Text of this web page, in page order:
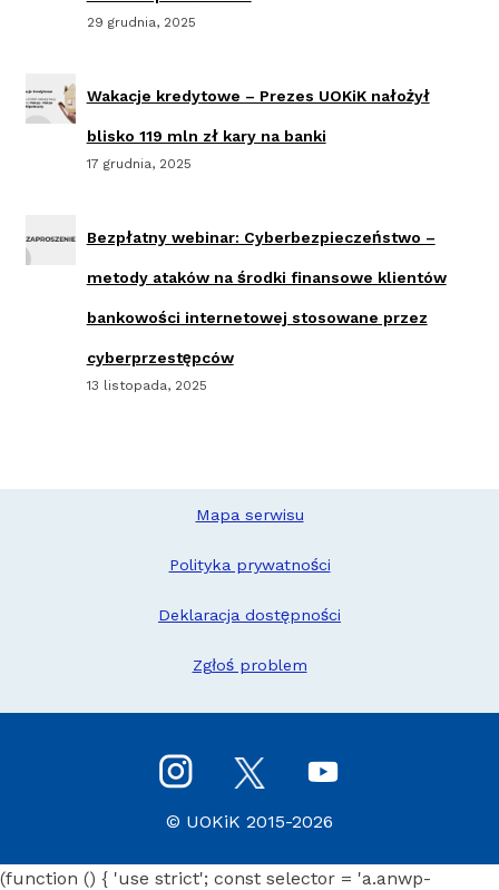
29 grudnia, 2025
Wakacje kredytowe – Prezes UOKiK nałożył
blisko 119 mln zł kary na banki
17 grudnia, 2025
Bezpłatny webinar: Cyberbezpieczeństwo –
metody ataków na środki finansowe klientów
bankowości internetowej stosowane przez
cyberprzestępców
13 listopada, 2025
Mapa serwisu
Polityka prywatności
Deklaracja dostępności
Zgłoś problem
© UOKiK 2015-2026
(function () { 'use strict'; const selector = 'a.anwp-